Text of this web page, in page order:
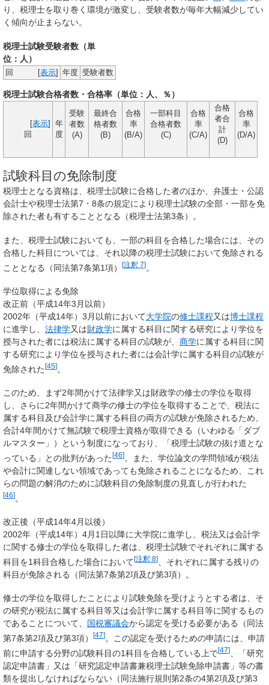
り、税理士を取り巻く環境が激変し、受験者数が毎年大幅減少してい
く傾向が止まらない。
税理士試験受験者数（単
位：人）
[表示
回 年度 受験者数
税理士試験合格者数・合格率（単位：人、％）
[表示
回
年
度
受験
者数
(A)
最終合
格者数
(B)
合格
率
(B/A)
一部科目
合格者数
(C)
合格
率
(C/A)
合格
者合
計
(D)
合格
率
(D/A)
試験科目の免除制度
税理士となる資格は、税理士試験に合格した者のほか、弁護士・公認
会計士や税理士法第7・8条の規定により税理士試験の全部・一部を免
除された者も有することとなる（税理士法第3条）。
また、税理士試験においても、一部の科目を合格した場合には、その
合格した科目については、それ以降の税理士試験において免除される
こととなる（同法第7条第1項）
[注釈 7]。
学位取得による免除
改正前（平成14年3月以前）
2002年（平成14年）3月以前において大学院の修士課程又は博士課程
に進学し、 法律学又は財政学に属する科目に関する研究により学位を
授与された者には税法に属する科目の試験が、 商学に属する科目に関
する研究により学位を授与された者には会計学に属する科目の試験が
免除された[45]。
このため、まず2年間かけて法律学又は財政学の修士の学位を取得
し、さらに2年間かけて商学の修士の学位を取得することで、税法に
属する科目及び会計学に属する科目の両方の試験が免除されるため、
合計4年間かけて無試験で税理士資格が取得できる（いわゆる「ダブ
ルマスター」）という制度になっており、「税理士試験の抜け道とな
っている」との批判があった [46] 。また、学位論文の学問領域が税法
や会計に関連しない領域であっても免除されることになるため、これ
らの問題の解消のために試験科目の免除制度の見直しが行われた
[46]。
改正後（平成14年4月以後）
2002年（平成14年）4月1日以降に大学院に進学し、税法又は会計学
に関する修士の学位を取得した者は、税理士試験でそれぞれに属する
科目を1科目合格した場合において[注釈 8]
、それぞれに属する残りの
科目が免除される（同法第7条第2項及び第3項）。
修士の学位を取得したことにより試験免除を受けようとする者は、そ
の研究が税法に属する科目等又は会計学に属する科目等に関するもの
であることについて、 国税審議会から認定を受ける必要がある（同法
第7条第2項及び第3項）
[47] 。この認定を受けるための申請には、申請
前に申請する分野の試験科目の1科目を合格している上で[47]
、「研究
認定申請書」又は「研究認定申請書兼税理士試験免除申請書」等の書
類を提出しなければならない（同法施行規則第2条の4第2項及び第3